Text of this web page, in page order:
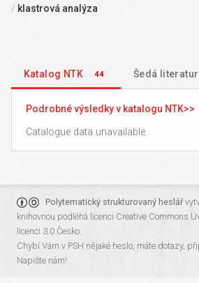
klastrová analýza
Katalog NTK 44 Šedá
Podrobné výsledky v katalogu NTK
Catalogue data unavailable.
Polytematický strukturovaný heslář
knihovnou podléhá licenci Creative Commons
licenci 3.0 Česko.
Chybí Vám v PSH nějaké heslo, máte dotazy,
Napište nám!